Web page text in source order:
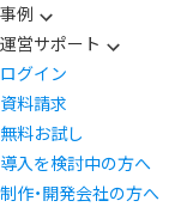
事例
運営サポート
ログイン
資料請求
無料お試し
導入を検討中の方へ
制作・開発会社の方へ